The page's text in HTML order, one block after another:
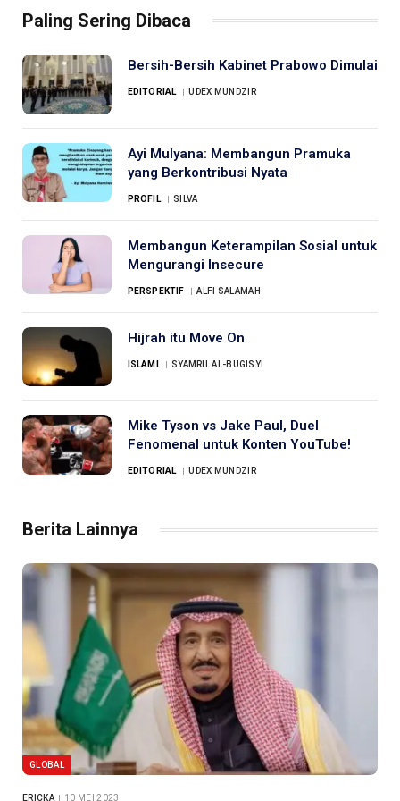
Paling Sering Dibaca
Bersih-Bersih Kabinet Prabowo Dimulai
EDITORIAL UDEX MUNDZIR
Ayi Mulyana: Membangun Pramuka
yang Berkontribusi Nyata
PROFIL SILVA
Membangun Keterampilan Sosial untuk
Mengurangi Insecure
PERSPEKTIF ALFI SALAMAH
Hijrah itu Move On
ISLAMI SYAMRIL AL-BUGISYI
Mike Tyson vs Jake Paul, Duel
Fenomenal untuk Konten YouTube!
EDITORIAL UDEX MUNDZIR
Berita Lainnya
GLOBAL
ERICKA 10 MEI 2023